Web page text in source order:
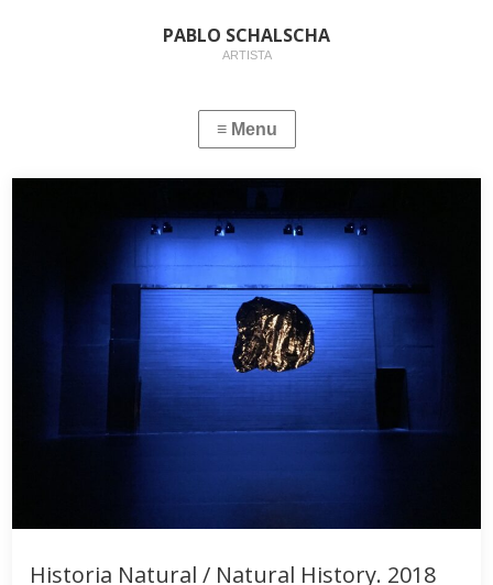
PABLO SCHALSCHA
ARTISTA
Historia Natural / Natural History. 2018